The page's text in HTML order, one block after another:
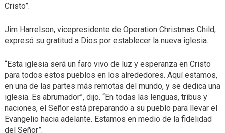
Cristo”.
Jim Harrelson, vicepresidente de Operation Christmas Child,
expresó su gratitud a Dios por establecer la nueva iglesia.
“Esta iglesia será un faro vivo de luz y esperanza en Cristo
para todos estos pueblos en los alrededores. Aquí estamos,
en una de las partes más remotas del mundo, y se dedica una
iglesia. Es abrumador”, dijo. “En todas las lenguas, tribus y
naciones, el Señor está preparando a su pueblo para llevar el
Evangelio hacia adelante. Estamos en medio de la fidelidad
del Señor”.